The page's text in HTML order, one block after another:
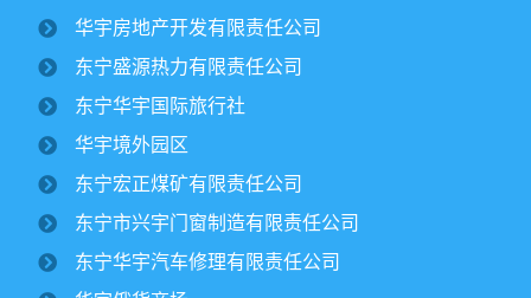
丰收季。10月15日，华宇集团董事长纪文楠赴境外园区视察农
作物收割工作。集团党委书记姜扬、副总经理才东...
￼
2025/07/12
2799
华宇房地产开发有限责任公司
东宁盛源热力有限责任公司
东宁华宇国际旅行社
华宇境外园区
东宁宏正煤矿有限责任公司
东宁市兴宇门窗制造有限责任公司
东宁华宇汽车修理有限责任公司